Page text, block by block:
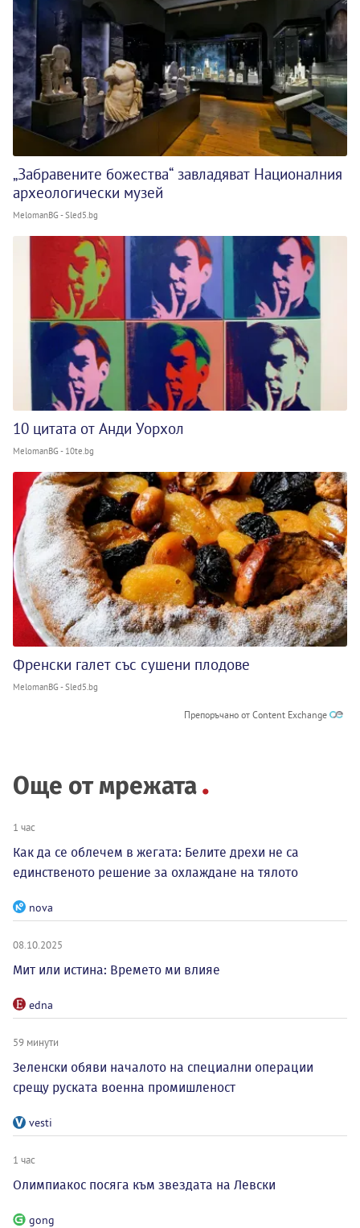
„Забравените божества“ завладяват Националния
археологически музей
MelomanBG - Sled5.bg
10 цитата от Анди Уорхол
MelomanBG - 10te.bg
Френски галет със сушени плодове
MelomanBG - Sled5.bg
Препоръчано от Content Exchange
Още от мрежата
1 час
Как да се облечем в жегата: Белите дрехи не са
единственото решение за охлаждане на тялото
nova
08.10.2025
Мит или истина: Времето ми влияе
edna
59 минути
Зеленски обяви началото на специални операции
срещу руската военна промишленост
vesti
1 час
Олимпиакос посяга към звездата на Левски
gong